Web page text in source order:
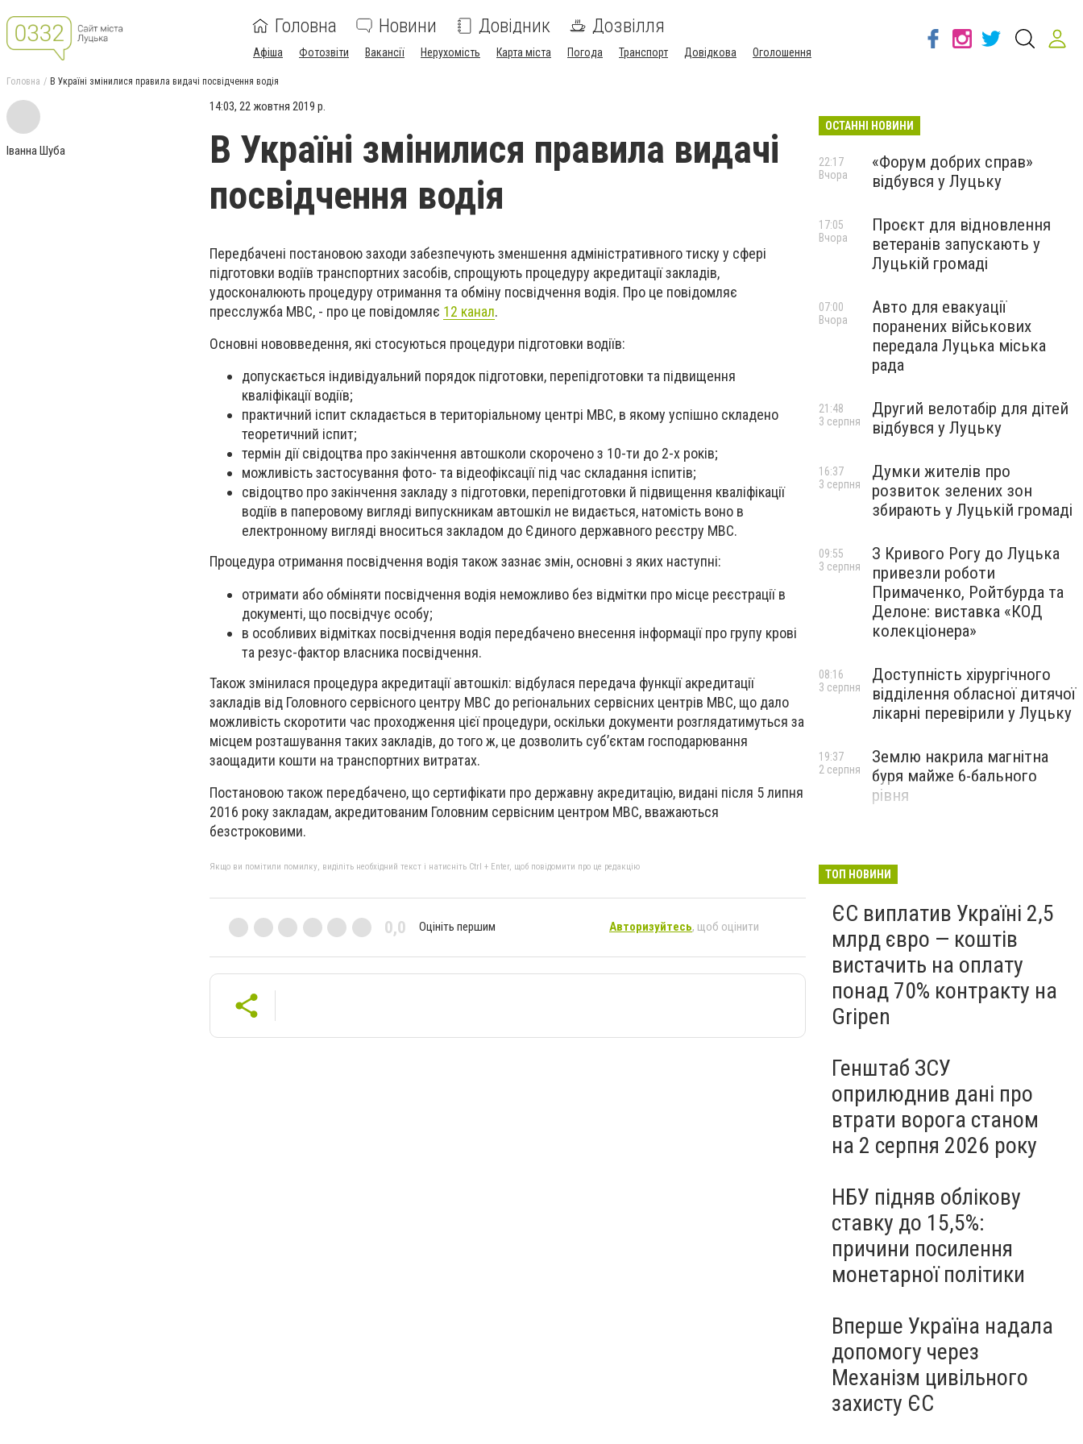
Головна Новини Довідник Дозвілля
Афіша Фотозвіти Вакансії Нерухомість Карта міста Погода Транспорт Довідкова Оголошення
Головна В Україні змінилися правила видачі посвідчення водія
Іванна Шуба
14:03, 22 жовтня 2019 р.
В Україні змінилися правила видачі
посвідчення водія
Передбачені постановою заходи забезпечують зменшення адміністративного тиску у сфері
підготовки водіїв транспортних засобів, спрощують процедуру акредитації закладів,
удосконалюють процедуру отримання та обміну посвідчення водія. Про це повідомляє
пресслужба МВС, - про це повідомляє 12 канал.
Основні нововведення, які стосуються процедури підготовки водіїв:
допускається індивідуальний порядок підготовки, перепідготовки та підвищення
кваліфікації водіїв;
практичний іспит складається в територіальному центрі МВС, в якому успішно складено
теоретичний іспит;
термін дії свідоцтва про закінчення автошколи скорочено з 10-ти до 2-х років;
можливість застосування фото- та відеофіксації під час складання іспитів;
свідоцтво про закінчення закладу з підготовки, перепідготовки й підвищення кваліфікації
водіїв в паперовому вигляді випускникам автошкіл не видається, натомість воно в
електронному вигляді вноситься закладом до Єдиного державного реєстру МВС.
Процедура отримання посвідчення водія також зазнає змін, основні з яких наступні:
отримати або обміняти посвідчення водія неможливо без відмітки про місце реєстрації в
документі, що посвідчує особу;
в особливих відмітках посвідчення водія передбачено внесення інформації про групу крові
та резус-фактор власника посвідчення.
Також змінилася процедура акредитації автошкіл: відбулася передача функції акредитації
закладів від Головного сервісного центру МВС до регіональних сервісних центрів МВС, що дало
можливість скоротити час проходження цієї процедури, оскільки документи розглядатимуться за
місцем розташування таких закладів, до того ж, це дозволить суб’єктам господарювання
заощадити кошти на транспортних витратах.
Постановою також передбачено, що сертифікати про державну акредитацію, видані після 5 липня
2016 року закладам, акредитованим Головним сервісним центром МВС, вважаються
безстроковими.
Якщо ви помітили помилку, виділіть необхідний текст і натисніть Ctrl + Enter, щоб повідомити про це редакцію
0,0 Оцініть першим Авторизуйтесь, щоб оцінити
ОСТАННІ НОВИНИ
«Форум добрих справ»
відбувся у Луцьку
22:17
Вчора
Проєкт для відновлення
ветеранів запускають у
Луцькій громаді
17:05
Вчора
Авто для евакуації
поранених військових
передала Луцька міська
рада
07:00
Вчора
Другий велотабір для дітей
відбувся у Луцьку
21:48
3 серпня
Думки жителів про
розвиток зелених зон
збирають у Луцькій громаді
16:37
3 серпня
З Кривого Рогу до Луцька
привезли роботи
Примаченко, Ройтбурда та
Делоне: виставка «КОД
колекціонера»
09:55
3 серпня
Доступність хірургічного
відділення обласної дитячої
лікарні перевірили у Луцьку
08:16
3 серпня
Землю накрила магнітна
буря майже 6-бального
рівня
19:37
2 серпня
ТОП НОВИНИ
ЄС виплатив Україні 2,5
млрд євро — коштів
вистачить на оплату
понад 70% контракту на
Gripen
Генштаб ЗСУ
оприлюднив дані про
втрати ворога станом
на 2 серпня 2026 року
НБУ підняв облікову
ставку до 15,5%:
причини посилення
монетарної політики
Вперше Україна надала
допомогу через
Механізм цивільного
захисту ЄС